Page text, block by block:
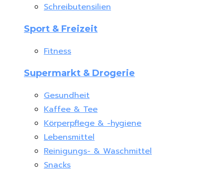
Schreibutensilien
Sport & Freizeit
Fitness
Supermarkt & Drogerie
Gesundheit
Kaffee & Tee
Körperpflege & -hygiene
Lebensmittel
Reinigungs- & Waschmittel
Snacks